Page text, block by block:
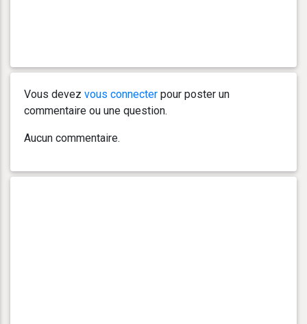
Vous devez vous connecter pour poster un
commentaire ou une question.
Aucun commentaire.